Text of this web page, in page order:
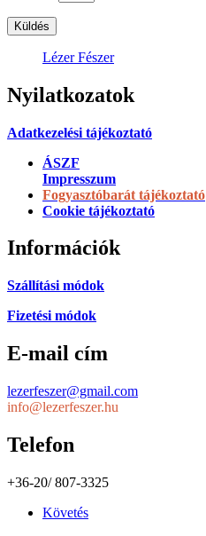
Küldés
Lézer Fészer
Nyilatkozatok
Adatkezelési tájékoztató
ÁSZF
Impresszum
Fogyasztóbarát tájékoztató
Cookie tájékoztató
Információk
Szállítási módok
Fizetési módok
E-mail cím
lezerfeszer@gmail.com
info@lezerfeszer.hu
Telefon
+36-20/ 807-3325
Követés